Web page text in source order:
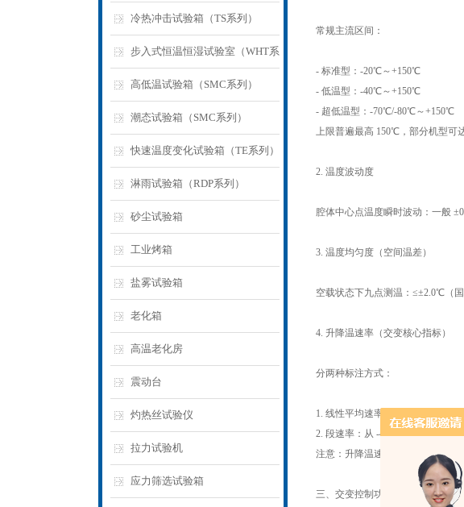
列）
冷热冲击试验箱（TS系列）
步入式恒温恒湿试验室（WHT系
列）
高低温试验箱（SMC系列）
潮态试验箱（SMC系列）
快速温度变化试验箱（TE系列）
淋雨试验箱（RDP系列）
砂尘试验箱
工业烤箱
盐雾试验箱
老化箱
高温老化房
震动台
灼热丝试验仪
拉力试验机
应力筛选试验箱
常规主流区间：
- 标准型：-20℃～+150℃
- 低温型：-40℃～+150℃
- 超低温型：-70℃/-80℃～+150℃
上限普遍最高 150℃，部分机型可
2. 温度波动度
腔体中心点温度瞬时波动：一般
3. 温度均匀度（空间温差）
空载状态下九点测温：≤±2.0℃（国
4. 升降温速率（交变核心指标）
分两种标注方式：
1. 线性平均速率：常规 1℃/min、
2. 段速率：从 -40℃→85℃ 全程平
注意：升降温速率分全程线性和分
三、交变控制功能（交变箱区别于